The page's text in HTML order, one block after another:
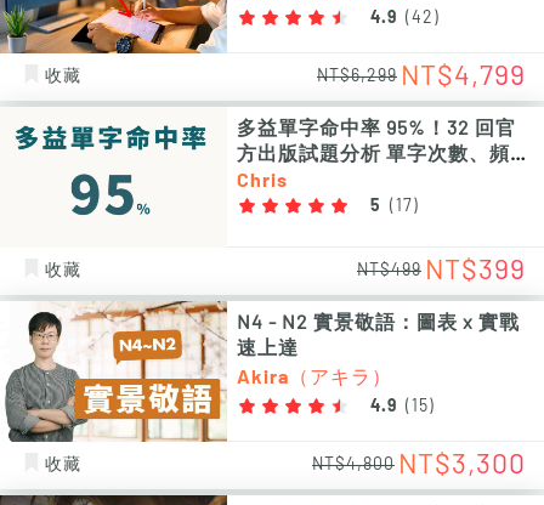
4.9 ( 42 )
收藏 NT$6,299 NT$4,799
多益單字命中率 95%！32 回官
方出版試題分析 單字次數、頻率
統計 PDF 電子檔（非影片課程）
Chris
5 ( 17 )
收藏 NT$499 NT$399
N4 - N2 實景敬語：圖表 x 實戰
速上達
Akira（アキラ）
4.9 ( 15 )
收藏 NT$4,800 NT$3,300